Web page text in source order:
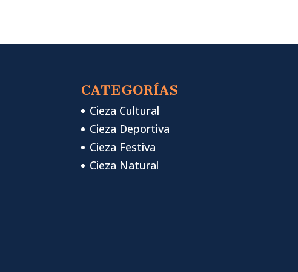
CATEGORÍAS
Cieza Cultural
Cieza Deportiva
Cieza Festiva
Cieza Natural